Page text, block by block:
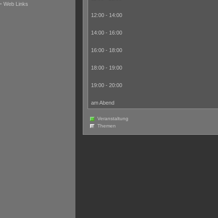
· Web Links
12:00 - 14:00
14:00 - 16:00
16:00 - 18:00
18:00 - 19:00
19:00 - 20:00
am Abend
Veranstaltung
Themen